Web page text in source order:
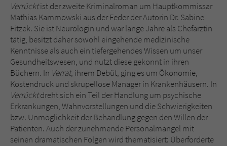
Verrücktist der zweite Kriminalroman um Hauptkommissar
Mathias Kammowski aus der Feder der Autorin Dr. Sabine
Fitzek. Sie ist Neurologin und war lange Jahre als Chefärztin
tätig, besitzt daher sowohl eingehende medizinische
Kenntnisse als auch ein tiefergehendes Wissen um unser
Gesundheitswesen, und nutzt diese gekonnt in ihren
Büchern. In Verrat, ihrem Debüt, ging es um Ökonomie,
Kostendruck und skrupellose Manager in Krankenhäusern. In
Verrücktdreht sich ein Teil der Handlung um psychische
Erkrankungen, Wahnvorstellungen und die Schwierigkeiten
bzw. Unmöglichkeit der Behandlung gegen den Willen der
Patienten. Auch der zunehmende Personalmangel mit
seinen dramatischen Folgen wird thematisiert: Überforderte